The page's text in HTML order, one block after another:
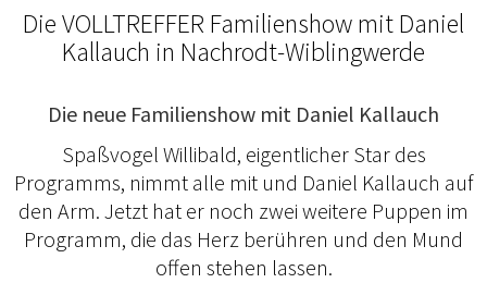
Die VOLLTREFFER Familienshow mit Daniel
Kallauch in Nachrodt-Wiblingwerde
Die neue Familienshow mit Daniel Kallauch
Spaßvogel Willibald, eigentlicher Star des
Programms, nimmt alle mit und Daniel Kallauch auf
den Arm. Jetzt hat er noch zwei weitere Puppen im
Programm, die das Herz berühren und den Mund
offen stehen lassen.